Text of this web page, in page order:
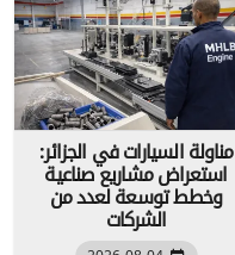
مناولة السيارات في الجزائر:
استعراض مشاريع صناعية
وخطط توسعة لعدد من
الشركات